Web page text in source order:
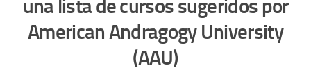
una lista de cursos sugeridos por
American Andragogy University
(AAU)